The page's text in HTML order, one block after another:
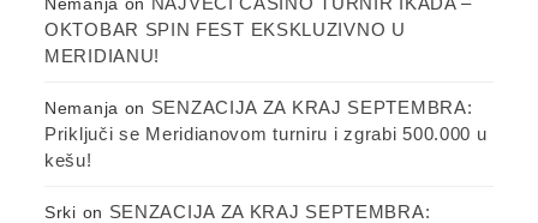
OKTOBAR SPIN FEST EKSKLUZIVNO U
MERIDIANU!
Nemanja on SENZACIJA ZA KRAJ SEPTEMBRA:
Priključi se Meridianovom turniru i zgrabi 500.000 u
kešu!
Srki on SENZACIJA ZA KRAJ SEPTEMBRA: